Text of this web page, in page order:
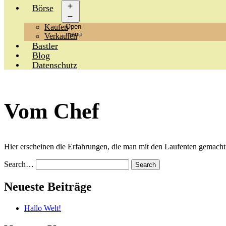
Börse
Open
menu
Kaufen
Verkaufen
Bastler
Blog
Datenschutz
Vom Chef
Hier erscheinen die Erfahrungen, die man mit den Laufenten
Search…
Neueste Beiträge
Hallo Welt!